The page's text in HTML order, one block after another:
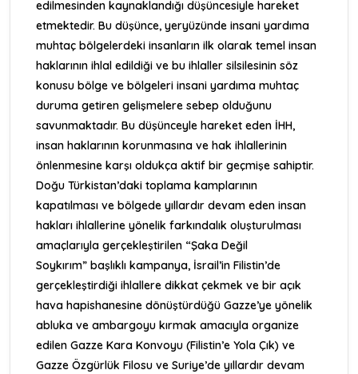
edilmesinden kaynaklandığı düşüncesiyle hareket
etmektedir. Bu düşünce, yeryüzünde insani yardıma
muhtaç bölgelerdeki insanların ilk olarak temel insan
haklarının ihlal edildiği ve bu ihlaller silsilesinin söz
konusu bölge ve bölgeleri insani yardıma muhtaç
duruma getiren gelişmelere sebep olduğunu
savunmaktadır. Bu düşünceyle hareket eden İHH,
insan haklarının korunmasına ve hak ihlallerinin
önlenmesine karşı oldukça aktif bir geçmişe sahiptir.
Doğu Türkistan’daki toplama kamplarının
kapatılması ve bölgede yıllardır devam eden insan
hakları ihlallerine yönelik farkındalık oluşturulması
amaçlarıyla gerçekleştirilen “Şaka Değil
Soykırım” başlıklı kampanya, İsrail’in Filistin’de
gerçekleştirdiği ihlallere dikkat çekmek ve bir açık
hava hapishanesine dönüştürdüğü Gazze’ye yönelik
abluka ve ambargoyu kırmak amacıyla organize
edilen Gazze Kara Konvoyu (Filistin’e Yola Çık) ve
Gazze Özgürlük Filosu ve Suriye’de yıllardır devam